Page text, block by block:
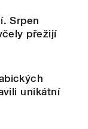
Srpen
přežijí
unikátní